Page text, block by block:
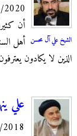
الشيخ علي آل محسن
- 13:00
أن
أهل
الذين لا يكادون
علي
- 06:00